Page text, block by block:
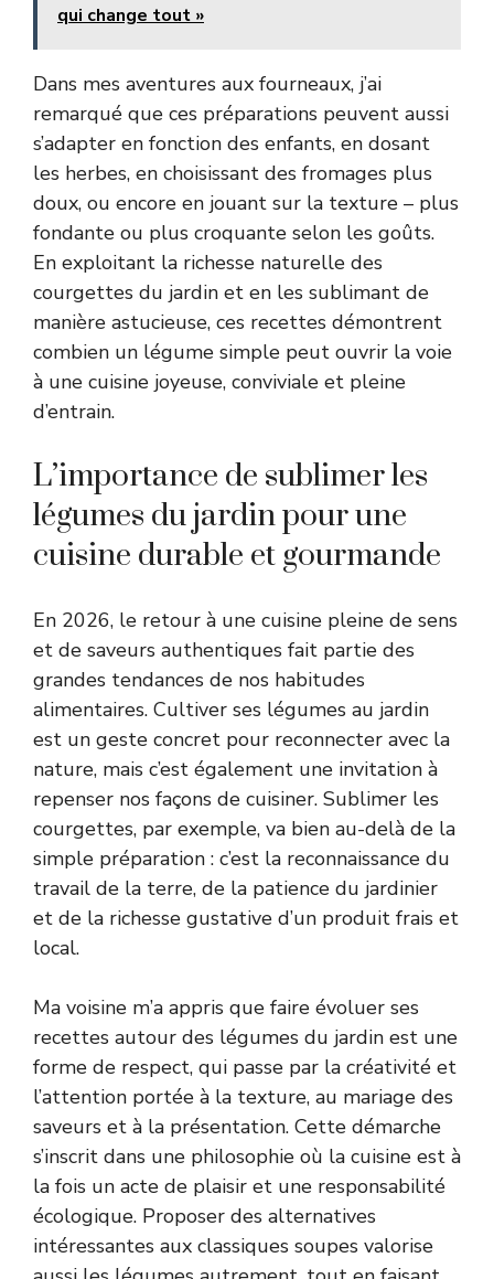
qui change tout »
Dans mes aventures aux fourneaux, j’ai
remarqué que ces préparations peuvent aussi
s’adapter en fonction des enfants, en dosant
les herbes, en choisissant des fromages plus
doux, ou encore en jouant sur la texture – plus
fondante ou plus croquante selon les goûts.
En exploitant la richesse naturelle des
courgettes du jardin et en les sublimant de
manière astucieuse, ces recettes démontrent
combien un légume simple peut ouvrir la voie
à une cuisine joyeuse, conviviale et pleine
d’entrain.
L’importance de sublimer les
légumes du jardin pour une
cuisine durable et gourmande
En 2026, le retour à une cuisine pleine de sens
et de saveurs authentiques fait partie des
grandes tendances de nos habitudes
alimentaires. Cultiver ses légumes au jardin
est un geste concret pour reconnecter avec la
nature, mais c’est également une invitation à
repenser nos façons de cuisiner. Sublimer les
courgettes, par exemple, va bien au-delà de la
simple préparation : c’est la reconnaissance du
travail de la terre, de la patience du jardinier
et de la richesse gustative d’un produit frais et
local.
Ma voisine m’a appris que faire évoluer ses
recettes autour des légumes du jardin est une
forme de respect, qui passe par la créativité et
l’attention portée à la texture, au mariage des
saveurs et à la présentation. Cette démarche
s’inscrit dans une philosophie où la cuisine est à
la fois un acte de plaisir et une responsabilité
écologique. Proposer des alternatives
intéressantes aux classiques soupes valorise